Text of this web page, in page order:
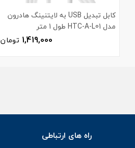
کابل تبدیل USB به لایتنینگ هادرون
مدل HTC-A-L01 طول 1 متر
1,419,000 تومان
راه های ارتباطی